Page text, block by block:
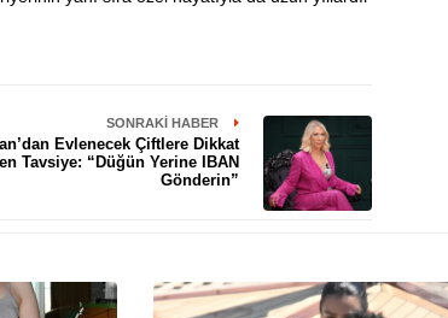
SONRAKI HABER
Evlenecek Çiftlere Dikkat
Tavsiye: “Düğün Yerine IBAN
Gönderin”